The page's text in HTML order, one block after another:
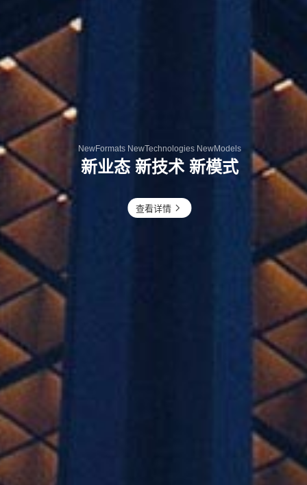
NewFormats NewTechnologies NewModels
新业态 新技术 新模式
查看详情
InnovationDriven EmpoweringDevelopment
创新驱动 赋能发展
了解更多
NewFormats NewTechnologies NewModels
新业态 新技术 新模式
查看详情